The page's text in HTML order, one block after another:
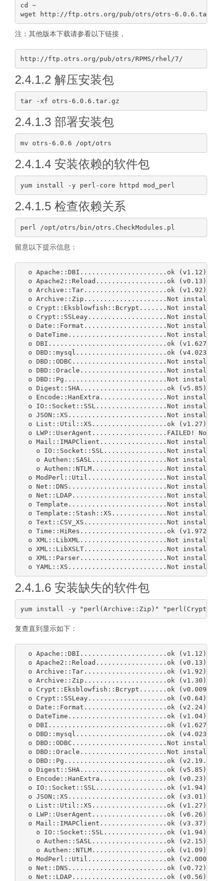
cd ~
注：其他版本下载请参看以下链接，
2.4.1.2 解压安装包
2.4.1.3 部署安装包
2.4.1.4 安装依赖的软件包
2.4.1.5 检查依赖关系
留意以下提示信息：
  o Apache::DBI......................ok (v1.12)
  o Apache2::Reload..................ok (v0.13)
  o Archive::Tar.....................ok (v1.92)
o Archive::Zip.....................Not
o Crypt::Eksblowfish::Bcrypt.......Not
o Crypt::SSLeay....................Not
o Date::Format.....................Not
o DateTime.........................Not
  o DBI..............................ok (v1.627)
  o DBD::mysql.......................ok (v4.023)
o DBD::ODBC........................Not
o DBD::Oracle......................Not
o DBD::Pg..........................Not
  o Digest::SHA......................ok (v5.85)
o Encode::HanExtra.................Not
o IO::Socket::SSL..................Not
o JSON::XS.........................Not
  o List::Util::XS...................ok (v1.27)
o LWP::UserAgent...................FAILED! Not
o Mail::IMAPClient.................Not
o IO::Socket::SSL................Not
o Authen::SASL...................Not
o Authen::NTLM...................Not
o ModPerl::Util....................Not
o Net::DNS.........................Not
o Net::LDAP........................Not
o Template.........................Not
o Template::Stash::XS..............Not
o Text::CSV_XS.....................Not
  o Time::HiRes......................ok (v1.9725)
o XML::LibXML......................Not
o XML::LibXSLT.....................Not
o XML::Parser......................Not
2.4.1.6 安装缺失的软件包
复查直到显示如下：
  o Apache::DBI......................ok (v1.12)
  o Apache2::Reload..................ok (v0.13)
  o Archive::Tar.....................ok (v1.92)
  o Archive::Zip.....................ok (v1.30)
  o Crypt::Eksblowfish::Bcrypt.......ok (v0.009)
  o Crypt::SSLeay....................ok (v0.64)
  o Date::Format.....................ok (v2.24)
  o DateTime.........................ok (v1.04)
  o DBI..............................ok (v1.627)
  o DBD::mysql.......................ok (v4.023)
o DBD::ODBC........................Not
o DBD::Oracle......................Not
  o DBD::Pg..........................ok (v2.19.3)
  o Digest::SHA......................ok (v5.85)
  o Encode::HanExtra.................ok (v0.23)
  o IO::Socket::SSL..................ok (v1.94)
  o JSON::XS.........................ok (v3.01)
  o List::Util::XS...................ok (v1.27)
  o LWP::UserAgent...................ok (v6.26)
  o Mail::IMAPClient.................ok (v3.37)
    o IO::Socket::SSL................ok (v1.94)
    o Authen::SASL...................ok (v2.15)
    o Authen::NTLM...................ok (v1.09)
  o ModPerl::Util....................ok (v2.000010)
  o Net::DNS.........................ok (v0.72)
  o Net::LDAP........................ok (v0.56)